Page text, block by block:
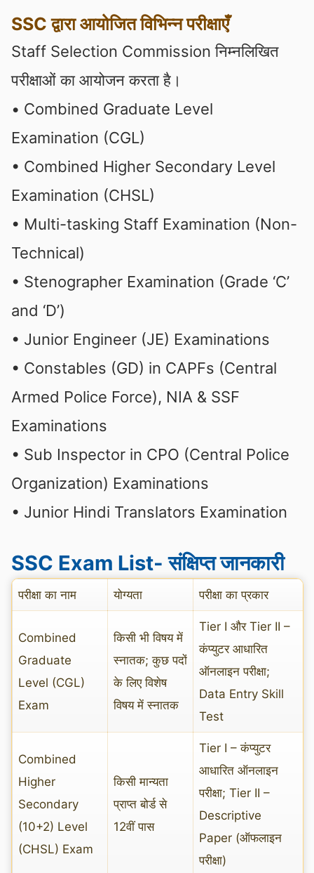
SSC द्वारा आयोजित विभिन्न परीक्षाएँ
Staff Selection Commission निम्नलिखित
परीक्षाओं का आयोजन करता है।
• Combined Graduate Level
Examination (CGL)
• Combined Higher Secondary Level
Examination (CHSL)
• Multi-tasking Staff Examination (Non-
Technical)
• Stenographer Examination (Grade ‘C’
and ‘D’)
• Junior Engineer (JE) Examinations
• Constables (GD) in CAPFs (Central
Armed Police Force), NIA & SSF
Examinations
• Sub Inspector in CPO (Central Police
Organization) Examinations
• Junior Hindi Translators Examination
SSC Exam List- संक्षिप्त जानकारी
परीक्षा का नाम योग्यता परीक्षा का प्रकार
Combined
Graduate
Level (CGL)
Exam
किसी भी विषय में
स्नातक; कुछ पदों
के लिए विशेष
विषय में स्नातक
Tier I और Tier II –
कंप्युटर आधारित
ऑनलाइन परीक्षा;
Data Entry Skill
Test
Combined
Higher
Secondary
(10+2) Level
(CHSL) Exam
किसी मान्यता
प्राप्त बोर्ड से
12वीं पास
Tier I – कंप्युटर
आधारित ऑनलाइन
परीक्षा; Tier II –
Descriptive
Paper (ऑफलाइन
परीक्षा)